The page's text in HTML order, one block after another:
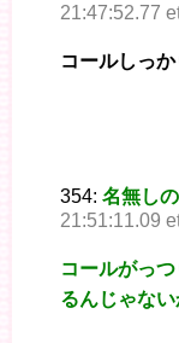
21:47:52.77
コールしっ
354: 名無し
21:51:11.09
コールがっ
るんじゃな